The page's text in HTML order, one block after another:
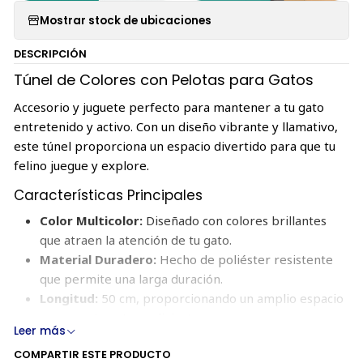
Mostrar stock de ubicaciones
DESCRIPCIÓN
Túnel de Colores con Pelotas para Gatos
Accesorio y juguete perfecto para mantener a tu gato
entretenido y activo. Con un diseño vibrante y llamativo,
este túnel proporciona un espacio divertido para que tu
felino juegue y explore.
Características Principales
Color Multicolor:Diseñado con colores brillantes
que atraen la atención de tu gato.
Material Duradero: Hecho de poliéster resistente
que permite una larga duración.
Longitud: 50 cm, proporcionando un amplio espacio
Pelotas Incorporadas:
el interior para mayor diversión y estímulo.
Leer más
COMPARTIR ESTE PRODUCTO